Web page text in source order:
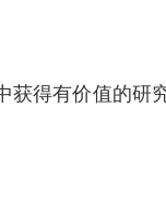
获得有价值的研